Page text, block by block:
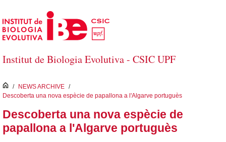
Salta al contingut principal
Institut de Biologia Evolutiva - CSIC UPF
inici
/ NEWS ARCHIVE /
Descoberta una nova espècie de papallona a l'Algarve portuguès
Descoberta una nova espècie de
papallona a l'Algarve portuguès